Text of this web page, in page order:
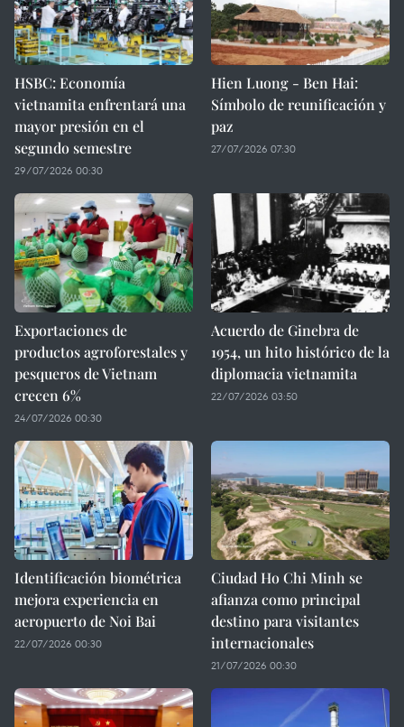
HSBC: Economía
vietnamita enfrentará una
mayor presión en el
segundo semestre
29/07/2026 00:30
Hien Luong - Ben Hai:
Símbolo de reunificación y
paz
27/07/2026 07:30
Exportaciones de
productos agroforestales y
pesqueros de Vietnam
crecen 6%
24/07/2026 00:30
Acuerdo de Ginebra de
1954, un hito histórico de la
diplomacia vietnamita
22/07/2026 03:50
Identificación biométrica
mejora experiencia en
aeropuerto de Noi Bai
22/07/2026 00:30
Ciudad Ho Chi Minh se
afianza como principal
destino para visitantes
internacionales
21/07/2026 00:30